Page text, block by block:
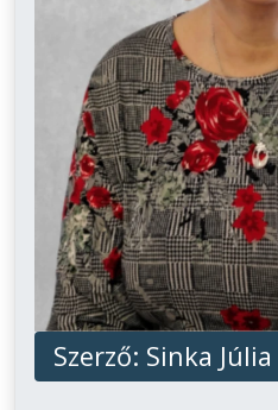
Szerző: Sinka Júlia